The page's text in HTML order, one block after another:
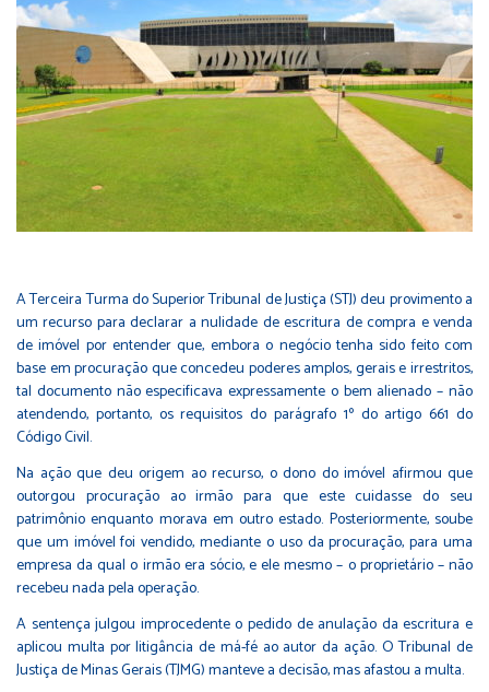
A Terceira Turma do Superior Tribunal de Justiça (STJ) deu provimento a
um recurso para declarar a nulidade de escritura de compra e venda
de imóvel por entender que, embora o negócio tenha sido feito com
base em procuração que concedeu poderes amplos, gerais e irrestritos,
tal documento não especificava expressamente o bem alienado – não
atendendo, portanto, os requisitos do parágrafo 1ºdo artigo 661 do
Código Civil.
Na ação que deu origem ao recurso, o dono do imóvel afirmou que
outorgou procuração ao irmão para que este cuidasse do seu
patrimônio enquanto morava em outro estado. Posteriormente, soube
que um imóvel foi vendido, mediante o uso da procuração, para uma
empresa da qual o irmão era sócio, e ele mesmo – o proprietário – não
recebeu nada pela operação.
A sentença julgou improcedente o pedido de anulação da escritura e
aplicou multa por litigância de má-fé ao autor da ação. O Tribunal de
Justiça de Minas Gerais (TJMG) manteve a decisão, mas afastou a multa.